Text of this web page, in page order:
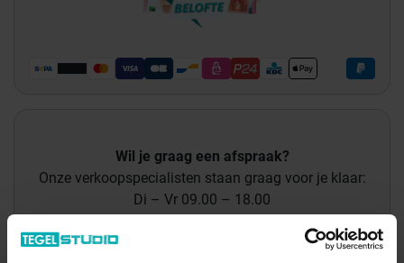
Wil je graag een afspraak?
Onze verkoopspecialisten staan graag voor je klaar:
Di – Vr 09.00 – 18.00